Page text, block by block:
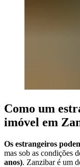
Como um
imóvel em
Os estrangeiros
mas sob as condições
anos). Zanzibar é um